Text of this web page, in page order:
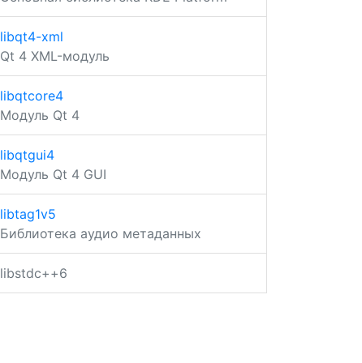
libqt4-xml
Qt 4 XML-модуль
libqtcore4
Модуль Qt 4
libqtgui4
Модуль Qt 4 GUI
libtag1v5
Библиотека аудио метаданных
libstdc++6